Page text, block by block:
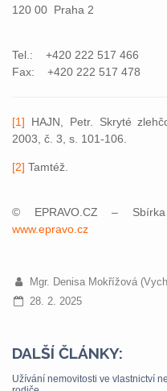
120 00 Praha 2
Tel.: +420 222 517 466
Fax: +420 222 517 478
[1] HAJN, Petr. Skryté
2003, č. 3, s. 101-106.
[2] Tamtéž.
© EPRAVO.CZ –
www.epravo.cz
Mgr. Denisa Mokřížová
28. 2. 2025
DALŠÍ ČLÁNKY:
Užívání nemovitosti ve vlastnictví